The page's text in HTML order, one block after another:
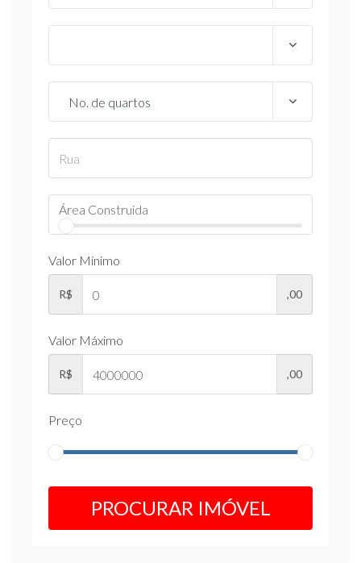
Área Construida
Valor Mínimo
R$ ,00
Valor Máximo
R$ ,00
Preço
PROCURAR IMÓVEL